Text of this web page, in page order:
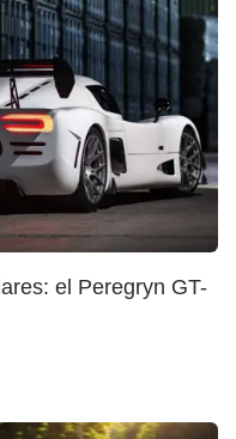
el Peregryn GT-